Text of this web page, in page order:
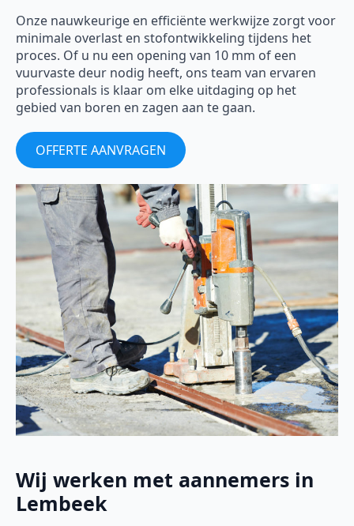
Onze nauwkeurige en efficiënte werkwijze zorgt voor
minimale overlast en stofontwikkeling tijdens het
proces. Of u nu een opening van 10 mm of een
vuurvaste deur nodig heeft, ons team van ervaren
professionals is klaar om elke uitdaging op het
gebied van boren en zagen aan te gaan.
OFFERTE AANVRAGEN
Wij werken met aannemers in
Lembeek